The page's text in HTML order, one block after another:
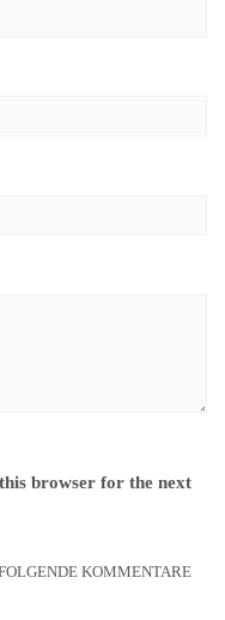
browser for the next
KOMMENTARE